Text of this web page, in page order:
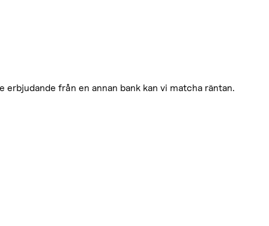
från en annan bank kan vi matcha räntan.